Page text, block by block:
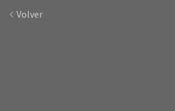
Volver